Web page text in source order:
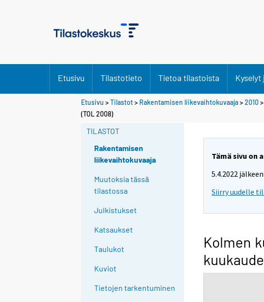
Etusivu Tilastotieto Tietoa tilastoista
Etusivu >Tilastot> Rakentamisen liikevaihtokuvaaja>2010 >
(TOL 2008)
TILASTOT
Rakentamisen
liikevaihtokuvaaja
Muutoksia tässä
tilastossa
Julkistukset
Katsaukset
Taulukot
Kuviot
Tietojen tarkentuminen
Tämä sivu on
5.4.2022
Siirry uudelle
Kolmen